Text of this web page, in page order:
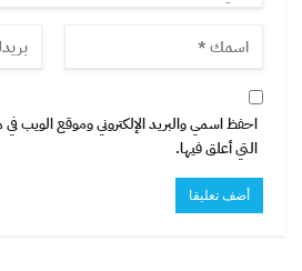
احفظ اسمي والبريد الإلكتروني وموقع الويب
التي أعلق فيها.